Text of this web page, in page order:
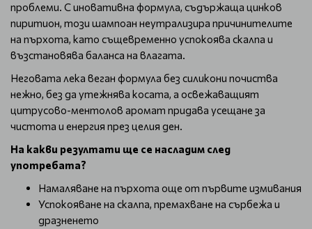
проблеми. С иновативна формула, съдържаща цинков
пиритион, този шампоан неутрализира причинителите
на пърхота, като същевременно успокоява скалпа и
възстановява баланса на влагата.
Неговата лека веган формула без силикони почиства
нежно, без да утежнява косата, а освежаващият
цитрусово-ментолов аромат придава усещане за
чистота и енергия през целия ден.
На какви резултати ще се насладим след
употребата?
Намаляване на пърхота още от първите измивания
Успокояване на скалпа, премахване на сърбежа и
дразненето